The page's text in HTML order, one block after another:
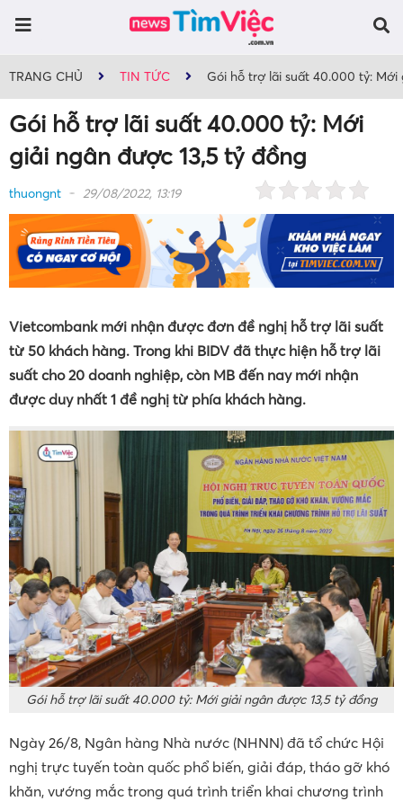
TRANG CHỦ TIN TỨC Gói hỗ trợ lãi suất 40.000 tỷ: Mới
Gói hỗ trợ lãi suất 40.000 tỷ: Mới
giải ngân được 13,5 tỷ đồng
thuongnt 29/08/2022, 13:19
Vietcombank mới nhận được đơn đề nghị hỗ trợ lãi suất
từ 50 khách hàng. Trong khi BIDV đã thực hiện hỗ trợ lãi
suất cho 20 doanh nghiệp, còn MB đến nay mới nhận
được duy nhất 1 đề nghị từ phía khách hàng.
Gói hỗ trợ lãi suất 40.000 tỷ: Mới giải ngân được 13,5 tỷ đồng
Ngày 26/8, Ngân hàng Nhà nước (NHNN) đã tổ chức Hội
nghị trực tuyến toàn quốc phổ biến, giải đáp, tháo gỡ khó
khăn, vướng mắc trong quá trình triển khai chương trình